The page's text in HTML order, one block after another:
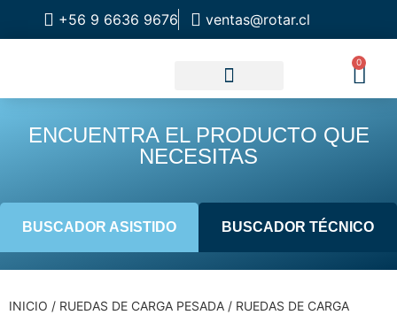
+56 9 6636 9676 ventas@rotar.cl
0
ENCUENTRA EL PRODUCTO QUE
NECESITAS
BUSCADOR ASISTIDO BUSCADOR TÉCNICO
INICIO / RUEDAS DE CARGA PESADA / RUEDAS DE CARGA